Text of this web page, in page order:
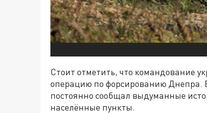
Стоит отметить, что командование
операцию по форсированию Днепра.
постоянно сообщал выдуманные
населённые пункты.